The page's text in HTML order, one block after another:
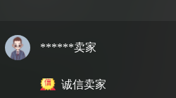
******卖家
诚信卖家